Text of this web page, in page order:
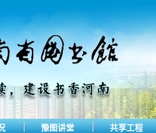
豫图讲堂 共享工程